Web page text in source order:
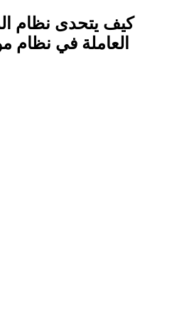
كيف يتحدى نظام
العاملة في نظام